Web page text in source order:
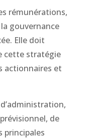
rémunérations,
gouvernance
Elle doit
cette stratégie
actionnaires et
de
principales